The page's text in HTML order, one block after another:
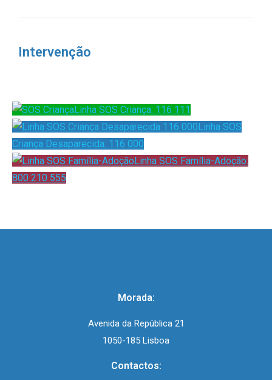
Intervenção
Linha SOS Criança: 116 111
Linha SOS
Criança Desaparecida: 116 000
Linha SOS Família-Adoção:
800 210 555
Morada:
Avenida da República 21
1050-185 Lisboa
Contactos: